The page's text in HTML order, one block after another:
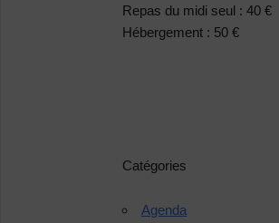
Repas du midi seul : 40 €
Hébergement : 50 €
Catégories
Agenda